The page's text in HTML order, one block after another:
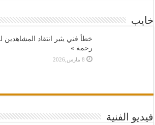
خايب
خطأ فني يثير انتقاد
رحمة »
8 مارس,2026
فيديو الفنية